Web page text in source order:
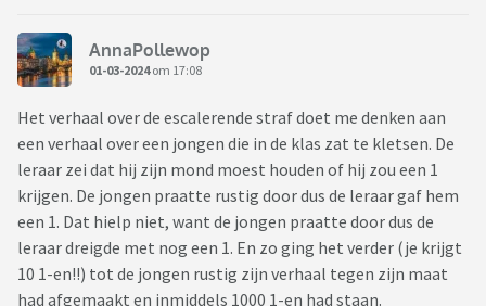
AnnaPollewop
01-03-2024om 17:08
Het verhaal over de escalerende straf doet me denken aan
een verhaal over een jongen die in de klas zat te kletsen. De
leraar zei dat hij zijn mond moest houden of hij zou een 1
krijgen. De jongen praatte rustig door dus de leraar gaf hem
een 1. Dat hielp niet, want de jongen praatte door dus de
leraar dreigde met nog een 1. En zo ging het verder (je krijgt
10 1-en!!) tot de jongen rustig zijn verhaal tegen zijn maat
had afgemaakt en inmiddels 1000 1-en had staan.